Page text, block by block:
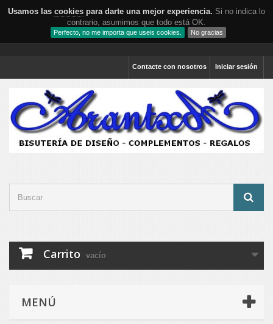
Usamos las cookies para darte una mejor experiencia. Si no indica lo
contrario, asumimos que todo está OK.
Perfecto, no me importa que useis cookies. No gracias
Iniciar sesión
Contacte con nosotros
Carrito vacío
MENÚ